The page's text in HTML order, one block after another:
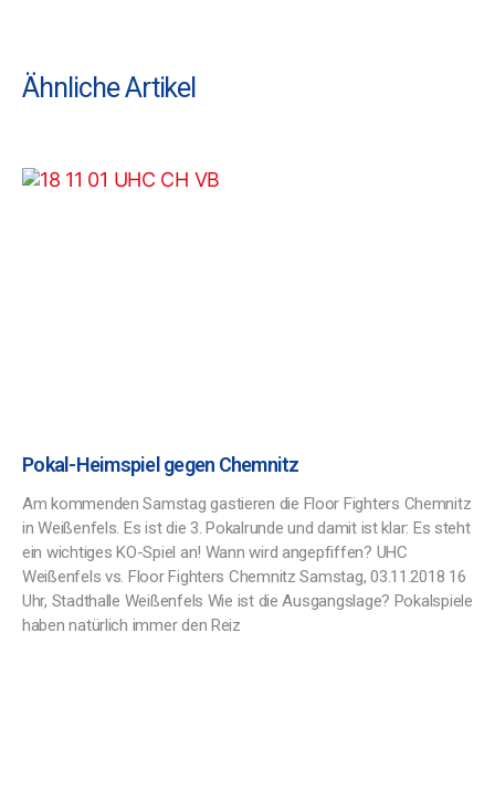
Ähnliche Artikel
Pokal-Heimspiel gegen Chemnitz
Am kommenden Samstag gastieren die Floor Fighters Chemnitz
in Weißenfels. Es ist die 3. Pokalrunde und damit ist klar: Es steht
ein wichtiges KO-Spiel an! Wann wird angepfiffen? UHC
Weißenfels vs. Floor Fighters Chemnitz Samstag, 03.11.2018 16
Uhr, Stadthalle Weißenfels Wie ist die Ausgangslage? Pokalspiele
haben natürlich immer den Reiz